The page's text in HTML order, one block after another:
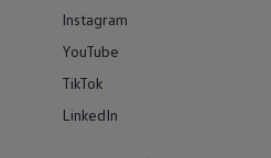
Instagram
YouTube
TikTok
LinkedIn